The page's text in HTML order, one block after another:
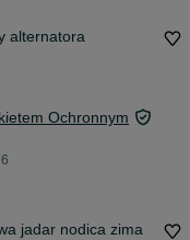
alternatora
Ochronnym
jadar nodica zima